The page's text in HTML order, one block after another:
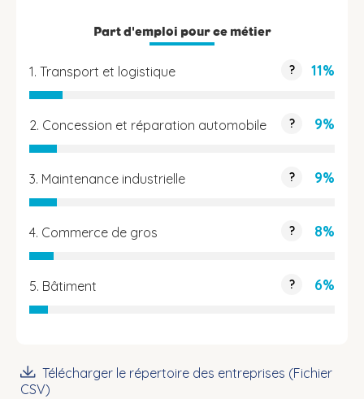
Part d'emploi pour ce métier
1. Transport et logistique ? 11%
2. Concession et réparation automobile ? 9%
3. Maintenance industrielle ? 9%
4. Commerce de gros ? 8%
5. Bâtiment ? 6%
Télécharger le répertoire des entreprises (Fichier
CSV)